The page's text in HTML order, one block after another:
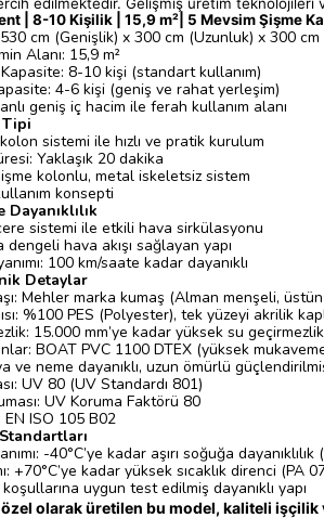
8-10 Kişilik 15,9 m² 5 Mevsim Şişme
cm (Genişlik) x 300 cm (Uzunluk) x 300 cm
Alanı: 15,9 m²
8-10 kişi (standart kullanım)
4-6 kişi (geniş ve rahat yerleşim)
geniş iç hacim ile ferah kullanım alanı
Tipi
sistemi ile hızlı ve pratik kurulum
Yaklaşık 20 dakika
kolonlu, metal iskeletsiz sistem
konsepti
Dayanıklılık
sistemi ile etkili hava sirkülasyonu
dengeli hava akışı sağlayan yapı
100 km/saate kadar dayanıklı
Detaylar
Mehler marka kumaş (Alman menşeli,
%100 PES (Polyester), tek yüzeyi akrilik
15.000 mm’ye kadar yüksek su
BOAT PVC 1100 DTEX (yüksek
ve neme dayanıklı, uzun ömürlü
UV 80 (UV Standardı 801)
UV Koruma Faktörü 80
EN ISO 105 B02
-40°C’ye kadar aşırı soğuğa
+70°C’ye kadar yüksek sıcaklık direnci (PA
uygun test edilmiş dayanıklı yapı
olarak üretilen bu model, kaliteli işçilik